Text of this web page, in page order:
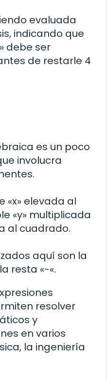
evaluada
indicando que
debe ser
de restarle 4
es un poco
involucra
«x» elevada al
«y» multiplicada
al cuadrado.
aquí son la
resta «-«.
resolver
y
en varios
la ingeniería